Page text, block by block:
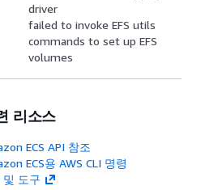
driver
failed to invoke EFS utils
commands to set up EFS
volumes
리소스
ECS API 참조
ECS용 AWS CLI 명령
및 도구